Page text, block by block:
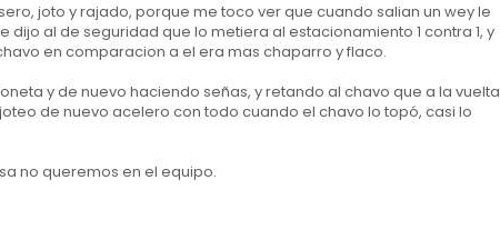
joto y rajado, porque me toco ver que cuando salian un wey le
dijo al de seguridad que lo metiera al estacionamiento 1 contra 1, y
en comparacion a el era mas chaparro y flaco.
y de nuevo haciendo señas, y retando al chavo que a la vuelta
de nuevo acelero con todo cuando el chavo lo topó, casi lo
no queremos en el equipo.